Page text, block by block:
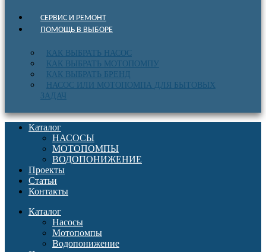
СЕРВИС И РЕМОНТ
ПОМОЩЬ В ВЫБОРЕ
КАК ВЫБРАТЬ НАСОС
КАК ВЫБРАТЬ МОТОПОМПУ
КАК ВЫБРАТЬ БРЕНД
НАСОС ИЛИ МОТОПОМПА ДЛЯ БЫТОВЫХ
ЗАДАЧ
Каталог
НАСОСЫ
МОТОПОМПЫ
ВОДОПОНИЖЕНИЕ
Проекты
Статьи
Контакты
Каталог
Насосы
Мотопомпы
Водопонижение